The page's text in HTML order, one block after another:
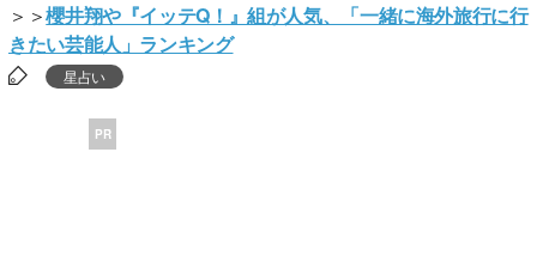
＞＞櫻井翔や『イッテQ！』組が人気、「一緒に海外旅行に行
きたい芸能人」ランキング
星占い
PR